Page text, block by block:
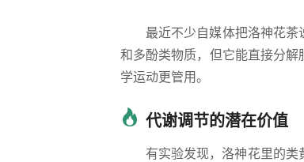
最近不少自媒体把洛神花茶
和多酚类物质，但它能直接分
学运动更管用。
代谢调节的潜在价值
有实验发现，洛神花里的